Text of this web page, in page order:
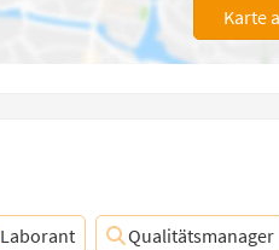
Karte
Laborant Qualitätsmanager